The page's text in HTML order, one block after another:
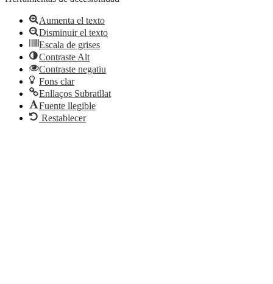
Aumenta el texto
Disminuir el texto
Escala de grises
Contraste Alt
Contraste negatiu
Fons clar
Enllaços Subratllat
Fuente llegible
Restablecer